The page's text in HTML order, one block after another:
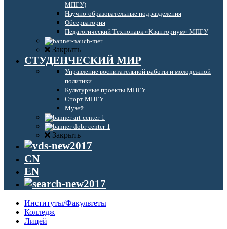
МПГУ)
Научно-образовательные подразделения
Обсерватория
Педагогический Технопарк «Кванториум» МПГУ
Закрыть
СТУДЕНЧЕСКИЙ МИР
Управление воспитательной работы и молодежной
политики
Культурные проекты МПГУ
Спорт МПГУ
Музей
Закрыть
CN
EN
Институты/Факультеты
Колледж
Лицей